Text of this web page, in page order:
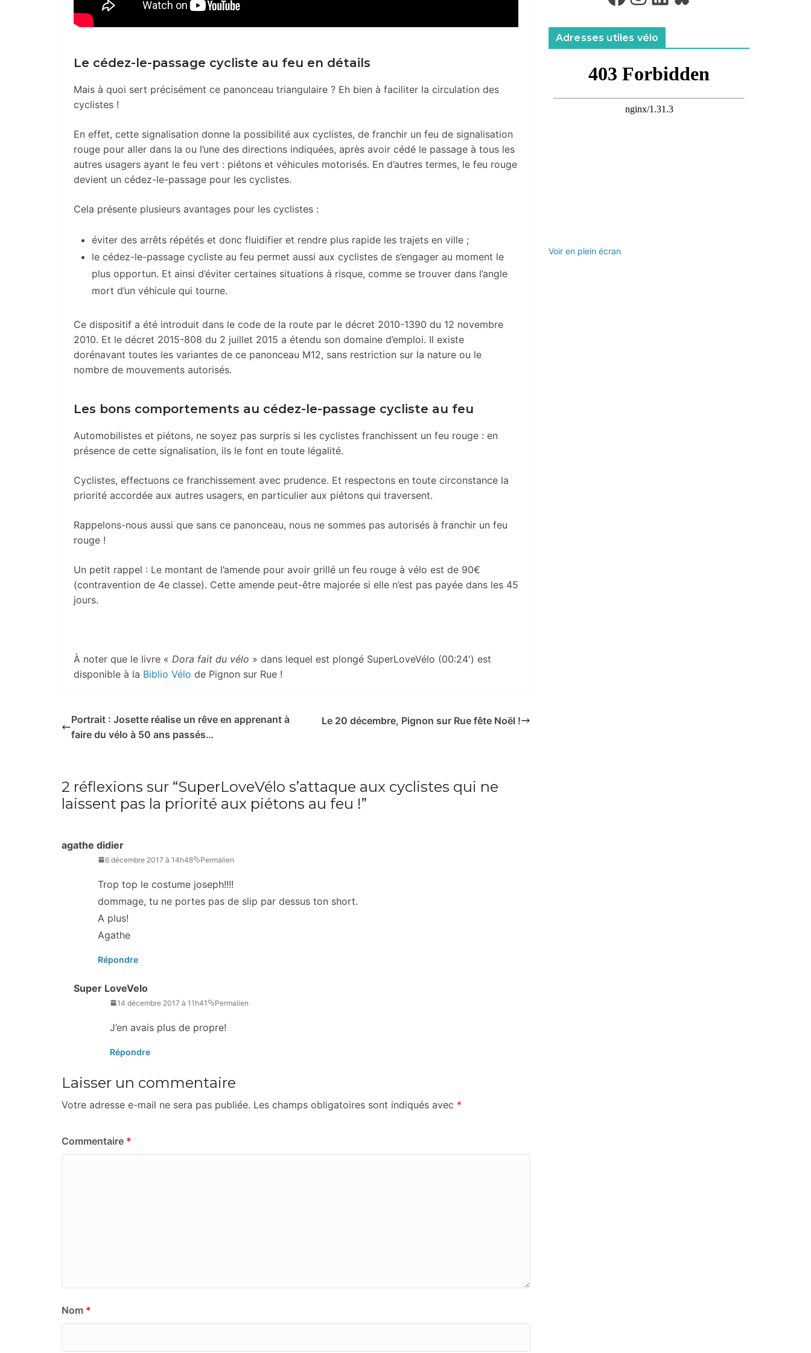
Le cédez-le-passage cycliste au feu en détails
Mais à quoi sert précisément ce panonceau triangulaire ? Eh bien à faciliter la circulation des
cyclistes !
En effet, cette signalisation donne la possibilité aux cyclistes, de franchir un feu de signalisation
rouge pour aller dans la ou l’une des directions indiquées, après avoir cédé le passage à tous les
autres usagers ayant le feu vert : piétons et véhicules motorisés. En d’autres termes, le feu rouge
devient un cédez-le-passage pour les cyclistes.
Cela présente plusieurs avantages pour les cyclistes :
éviter des arrêts répétés et donc fluidifier et rendre plus rapide les trajets en ville ;
le cédez-le-passage cycliste au feu permet aussi aux cyclistes de s’engager au moment le
plus opportun. Et ainsi d’éviter certaines situations à risque, comme se trouver dans l’angle
mort d’un véhicule qui tourne.
Ce dispositif a été introduit dans le code de la route par le décret 2010-1390 du 12 novembre
2010. Et le décret 2015-808 du 2 juillet 2015 a étendu son domaine d’emploi. Il existe
dorénavant toutes les variantes de ce panonceau M12, sans restriction sur la nature ou le
nombre de mouvements autorisés.
Les bons comportements au cédez-le-passage cycliste au feu
Automobilistes et piétons, ne soyez pas surpris si les cyclistes franchissent un feu rouge : en
présence de cette signalisation, ils le font en toute légalité.
Cyclistes, effectuons ce franchissement avec prudence. Et respectons en toute circonstance la
priorité accordée aux autres usagers, en particulier aux piétons qui traversent.
Rappelons-nous aussi que sans ce panonceau, nous ne sommes pas autorisés à franchir un feu
rouge !
Un petit rappel : Le montant de l’amende pour avoir grillé un feu rouge à vélo est de 90€
(contravention de 4e classe). Cette amende peut-être majorée si elle n’est pas payée dans les 45
jours.
À noter que le livre « Dora fait du vélo » dans lequel est plongé SuperLoveVélo (00:24′) est
disponible à la Biblio Vélo de Pignon sur Rue !
Portrait : Josette réalise un rêve en apprenant à
faire du vélo à 50 ans passés…
Le 20 décembre, Pignon sur Rue fête Noël !
2 réflexions sur “SuperLoveVélo s’attaque aux cyclistes qui ne
laissent pas la priorité aux piétons au feu !”
agathe didier
6 décembre 2017 à 14h48 Permalien
Trop top le costume joseph!!!!
dommage, tu ne portes pas de slip par dessus ton short.
A plus!
Agathe
Répondre
Super LoveVelo
14 décembre 2017 à 11h41 Permalien
J’en avais plus de propre!
Répondre
Laisser un commentaire
Votre adresse e-mail ne sera pas publiée. Les champs obligatoires sont indiqués avec *
Commentaire *
Nom *
Adresses utiles vélo
Voir en plein écran